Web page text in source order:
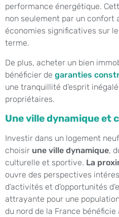
performance énergétique.
non seulement par un confort
économies significatives sur
terme.
De plus, acheter un bien
bénéficier de garanties
une tranquillité d’esprit
propriétaires.
Une ville dynamique et
Investir dans un logement
choisir une ville dynamique,
culturelle et sportive. La
ouvre des perspectives
d’activités et d’opportunités
attrayante pour une
du nord de la France bénéficie